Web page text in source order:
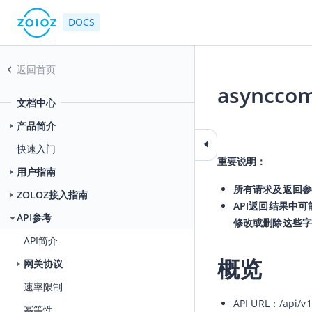
DOCS
返回首页
文档中心
产品简介
快速入门
用户指南
ZOLOZ接入指南
API参考
API简介
网关协议
速率限制
重要说明：
所有请求及返回
API返回结果中可
修改或删除这些
概览
API URL：/api/